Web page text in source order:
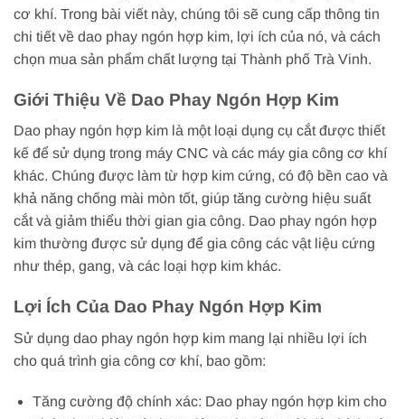
cơ khí. Trong bài viết này, chúng tôi sẽ cung cấp thông tin
chi tiết về dao phay ngón hợp kim, lợi ích của nó, và cách
chọn mua sản phẩm chất lượng tại Thành phố Trà Vinh.
Giới Thiệu Về Dao Phay Ngón Hợp Kim
Dao phay ngón hợp kim là một loại dụng cụ cắt được thiết
kế để sử dụng trong máy CNC và các máy gia công cơ khí
khác. Chúng được làm từ hợp kim cứng, có độ bền cao và
khả năng chống mài mòn tốt, giúp tăng cường hiệu suất
cắt và giảm thiểu thời gian gia công. Dao phay ngón hợp
kim thường được sử dụng để gia công các vật liệu cứng
như thép, gang, và các loại hợp kim khác.
Lợi Ích Của Dao Phay Ngón Hợp Kim
Sử dụng dao phay ngón hợp kim mang lại nhiều lợi ích
cho quá trình gia công cơ khí, bao gồm:
Tăng cường độ chính xác: Dao phay ngón hợp kim cho